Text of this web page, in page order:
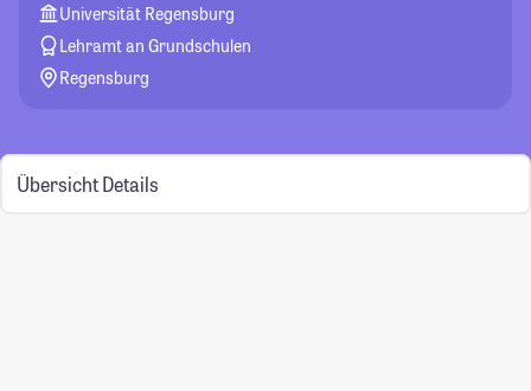
Universität Regensburg
Lehramt an Grundschulen
Regensburg
Übersicht Details